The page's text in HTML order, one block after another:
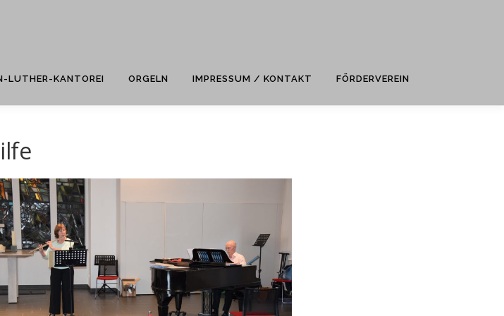
LUTHER-KANTOREI ORGELN IMPRESSUM / KONTAKT FÖRDERVEREIN